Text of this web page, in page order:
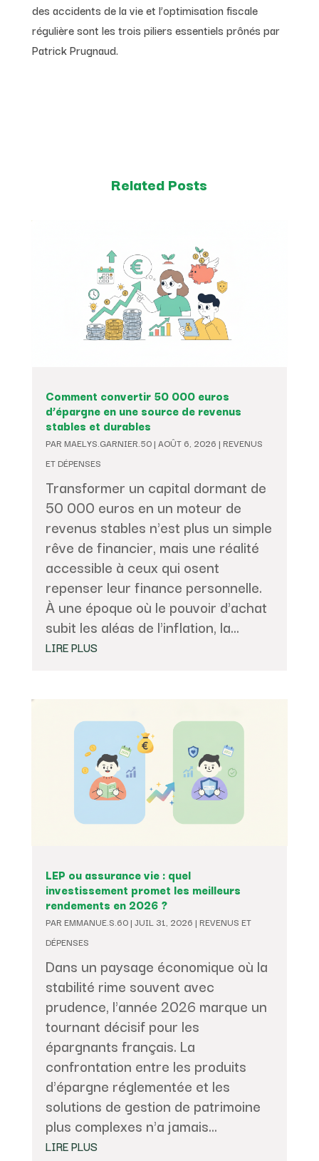
des accidents de la vie et l’optimisation fiscale
régulière sont les trois piliers essentiels prônés par
Patrick Prugnaud.
Related Posts
Comment convertir 50 000 euros
d’épargne en une source de revenus
stables et durables
PAR MAELYS.GARNIER.50| AOÛT 6, 2026 | REVENUS
ET DÉPENSES
Transformer un capital dormant de
50 000 euros en un moteur de
revenus stables n'est plus un simple
rêve de financier, mais une réalité
accessible à ceux qui osent
repenser leur finance personnelle.
À une époque où le pouvoir d'achat
subit les aléas de l'inflation, la...
LIRE PLUS
LEP ou assurance vie : quel
investissement promet les meilleurs
rendements en 2026 ?
PAR EMMANUE.S.60| JUIL 31, 2026 | REVENUS ET
DÉPENSES
Dans un paysage économique où la
stabilité rime souvent avec
prudence, l'année 2026 marque un
tournant décisif pour les
épargnants français. La
confrontation entre les produits
d'épargne réglementée et les
solutions de gestion de patrimoine
plus complexes n'a jamais...
LIRE PLUS